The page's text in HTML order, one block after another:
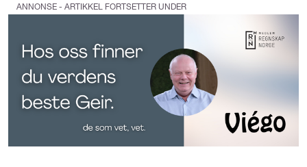
ANNONSE - ARTIKKEL FORTSETTER UNDER